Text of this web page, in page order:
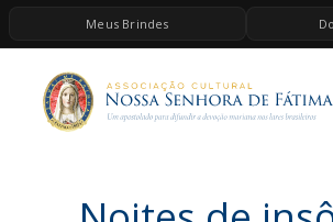
Meus Brindes
HOME
A ASSOCIAÇÃO
ESPIRITUALIDADE